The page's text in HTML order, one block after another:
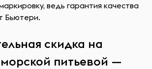
ведь гарантия качества
Бьютери.
скидка на
питьевой —